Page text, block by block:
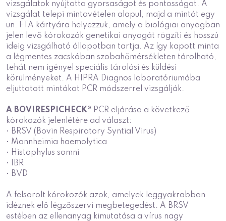
vizsgálatok nyújtotta gyorsaságot és pontosságot. A
vizsgálat telepi mintavételen alapul, majd a mintát egy
un. FTA kártyára helyezzük, amely a biológiai anyagban
jelen levő kórokozók genetikai anyagát rögzíti és hosszú
ideig vizsgálható állapotban tartja. Az így kapott minta
a légmentes zacskóban szobahőmérsékleten tárolható,
tehát nem igényel speciális tárolási és küldési
körülményeket. A HIPRA Diagnos laboratóriumába
eljuttatott mintákat PCR módszerrel vizsgálják.
A BOVIRESPICHECK® PCR eljárása a következő
kórokozók jelenlétére ad választ:
• BRSV (Bovin Respiratory Syntial Virus)
• Mannheimia haemolytica
• Histophylus somni
• IBR
• BVD
A felsorolt kórokozók azok, amelyek leggyakrabban
idéznek elő légzőszervi megbetegedést. A BRSV
estében az ellenanyag kimutatása a vírus nagy